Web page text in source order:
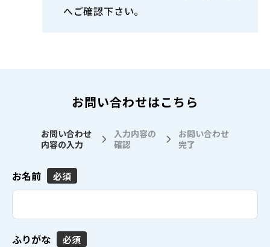
へご確認下さい。
お問い合わせはこちら
お問い合わせ
内容の入力
入力内容の
確認
お問い合わせ
完了
お名前 必須
ふりがな 必須